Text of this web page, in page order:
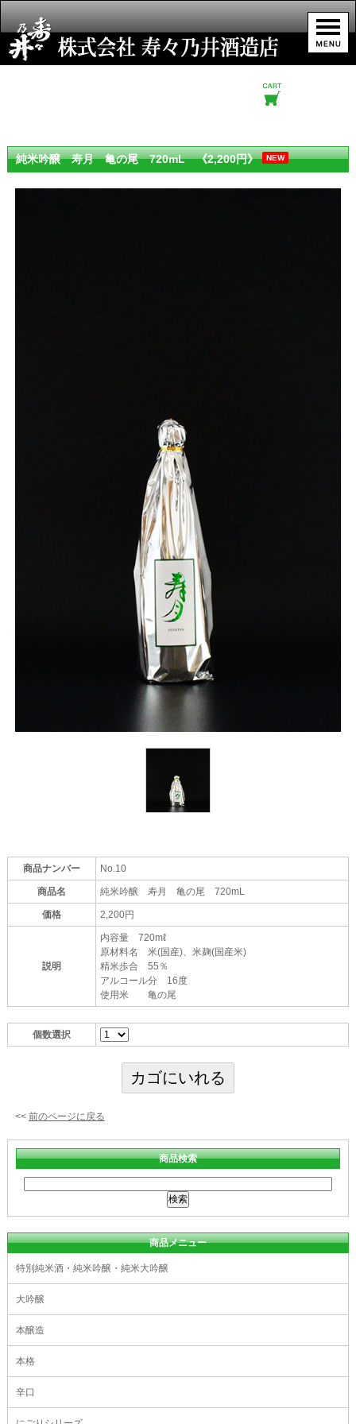
純米吟醸 寿月 亀の尾 720mL 《2,200円》 NEW
商品ナンバー No.10
商品名 純米吟醸 寿月 亀の尾 720mL
価格 2,200円
説明
内容量 720mℓ
原材料名 米(国産)、米麹(国産米)
精米歩合 55％
アルコール分 16度
使用米 亀の尾
個数選択
<< 前のページに戻る
商品検索
商品メニュー
特別純米酒・純米吟醸・純米大吟醸
大吟醸
本醸造
本格
辛口